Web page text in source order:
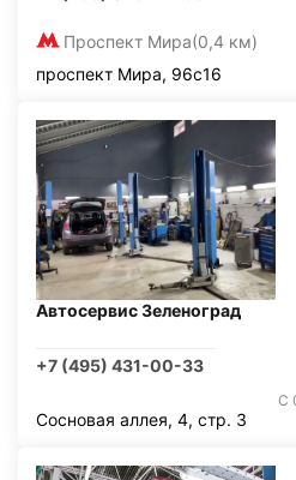
Проспект Мира(0,4 км)
проспект Мира, 96с16
Автосервис Зеленоград
+7 (495) 431-00-33
С
Сосновая аллея, 4, стр. 3